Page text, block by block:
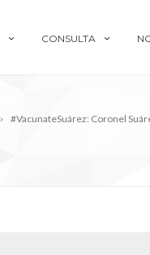
CONSULTA
#VacunateSuárez: Coronel